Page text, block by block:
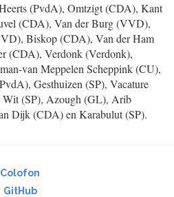
(PvdA), Omtzigt (CDA), Kant
(CDA), Van der Burg (VVD),
Biskop (CDA), Van der Ham
(CDA), Verdonk (Verdonk),
van Meppelen Scheppink (CU),
Gesthuizen (SP), Vacature
(SP), Azough (GL), Arib
Dijk (CDA) en Karabulut (SP).
Colofon
GitHub